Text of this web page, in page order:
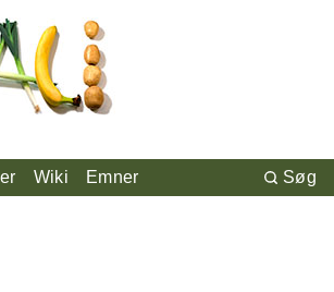
Wiki Emner Søg